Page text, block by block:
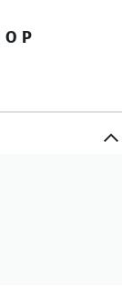
O P